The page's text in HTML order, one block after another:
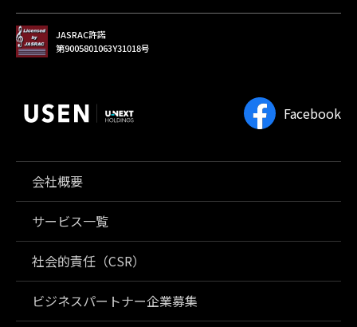
JASRAC許諾
第9005801063Y31018号
Facebook
会社概要
サービス一覧
社会的責任（CSR）
ビジネスパートナー企業募集